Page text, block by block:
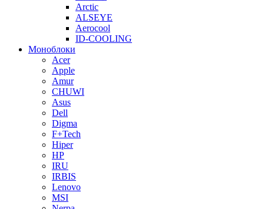
Arctic
ALSEYE
Aerocool
ID-COOLING
Моноблоки
Acer
Apple
Amur
CHUWI
Asus
Dell
Digma
F+Tech
Hiper
HP
IRU
IRBIS
Lenovo
MSI